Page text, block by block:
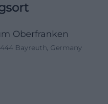
Oberfranken
Bayreuth, Germany